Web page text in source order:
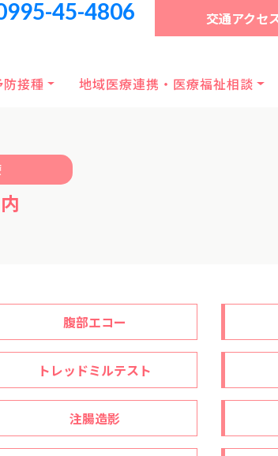
45-4806 交通アクセ
接種 地域医療連携・医療福祉相談
腹部エコー
トレッドミルテスト
注腸造影